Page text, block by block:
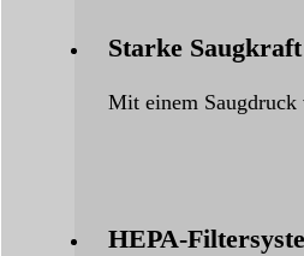
Starke Saugkraft
Mit einem Saugdruck
HEPA-